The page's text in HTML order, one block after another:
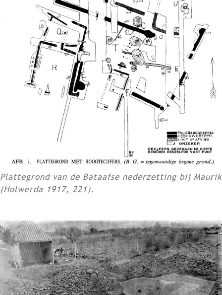
Plattegrond van de Bataafse nederzetting bij Maurik
(Holwerda 1917, 221).